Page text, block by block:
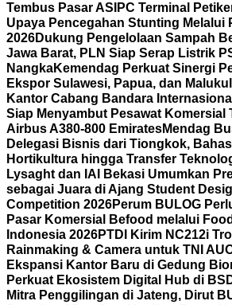
Tembus Pasar AS IPC Terminal
Upaya Pencegahan Stunting Melalui
2026Dukung Pengelolaan Sampah
Jawa Barat, PLN Siap Serap Listrik
NangkaKemendag Perkuat Sinergi
Ekspor Sulawesi, Papua, dan Maluku
Kantor Cabang Bandara
Siap Menyambut Pesawat Komersial
Airbus A380-800 EmiratesMendag
Delegasi Bisnis dari Tiongkok,
Hortikultura hingga Transfer
Lysaght dan IAI Bekasi Umumkan
sebagai Juara di Ajang Student
Competition 2026Perum BULOG
Pasar Komersial Befood melalui
Indonesia 2026PTDI Kirim NC212i
Rainmaking & Camera untuk TNI AU
Ekspansi Kantor Baru di Gedung
Perkuat Ekosistem Digital Hub di
Mitra Penggilingan di Jateng, Dirut